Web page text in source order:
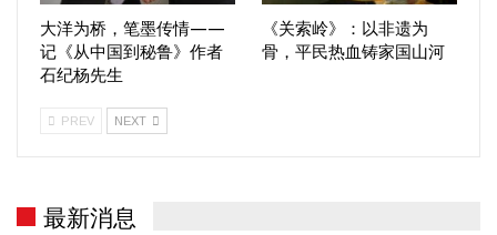
大洋为桥，笔墨传情——
记《从中国到秘鲁》作者
石纪杨先生
《关索岭》：以非遗为
骨，平民热血铸家国山河
PREV NEXT
最新消息